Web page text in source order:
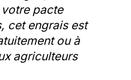
pacte
cet engrais est
ou à
agriculteurs